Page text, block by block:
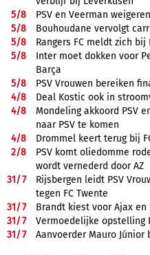
5/8
PSV en Veerman
5/8
Bouhoudane vervolgt
5/8
Rangers FC meldt zich bij
5/8
Inter moet dokken voor
Barça
5/8
PSV Vrouwen bereiken
4/8
Deal Kostic ook in
4/8
Mondeling akkoord PSV
naar PSV te komen
4/8
Drommel keert terug bij
2/8
PSV komt oliedomme
wordt vernederd door AZ
31/7
Rijsbergen leidt PSV
tegen FC Twente
31/7
Brandt kiest voor Ajax
31/7
Vermoedelijke opstelling
31/7 Aanvoerder Mauro Júnior